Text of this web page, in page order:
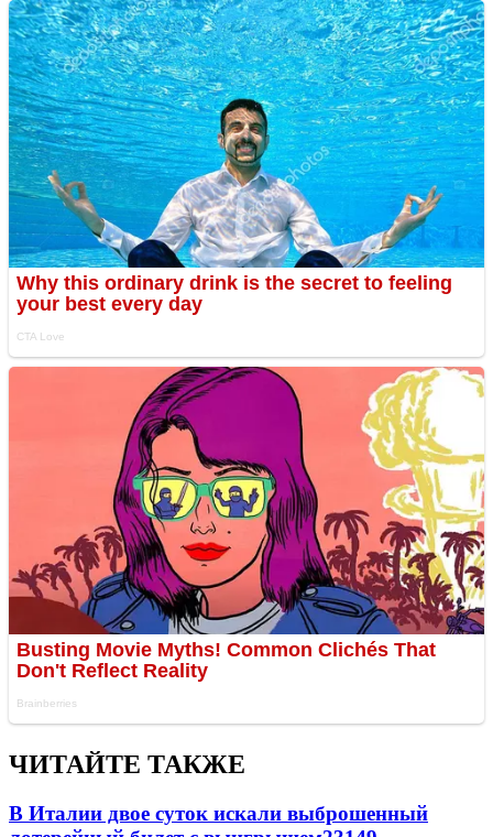
ЧИТАЙТЕ ТАКЖЕ
В Италии двое суток искали выброшенный